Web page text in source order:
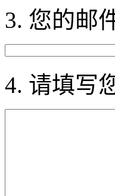
3. 您的邮
4. 请填写